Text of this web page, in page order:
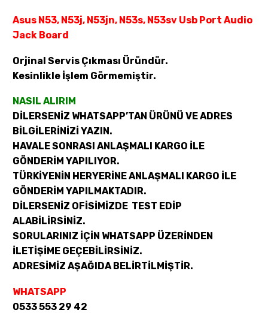
Asus N53, N53j, N53jn, N53s, N53sv Usb Port Audio
Jack Board
Orjinal Servis Çıkması Üründür.
Kesinlikle İşlem Görmemiştir.
NASIL ALIRIM
DİLERSENİZ WHATSAPP’TAN ÜRÜNÜ VE ADRES
BİLGİLERİNİZİ YAZIN.
HAVALE SONRASI ANLAŞMALI KARGO İLE
GÖNDERİM YAPILIYOR.
TÜRKİYENİN HERYERİNE ANLAŞMALI KARGO İLE
GÖNDERİM YAPILMAKTADIR.
DİLERSENİZ OFİSİMİZDE TEST EDİP
ALABİLİRSİNİZ.
SORULARINIZ İÇİN WHATSAPP ÜZERİNDEN
İLETİŞİME GEÇEBİLİRSİNİZ.
ADRESİMİZ AŞAĞIDA BELİRTİLMİŞTİR.
WHATSAPP
0533 553 29 42